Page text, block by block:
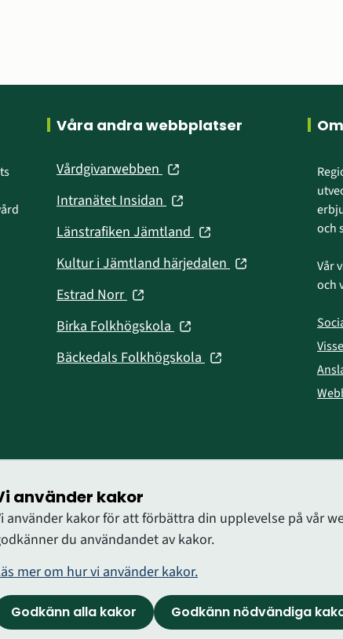
använder kakor
använder kakor för att förbättra din upplevelse på vår
du användandet av kakor.
mer om hur vi använder kakor.
Godkänn alla kakor Godkänn nödvändiga
webbplats.
Våra andra webbplatser
Vårdgivarwebben (öppnas
nytt
fönster)
Intranätet Insidan (öppnas
nytt
fönster)
Länstrafiken Jämtland (öppnas
nytt
Kultur i Jämtland härjedalen (öppnas
Estrad Norr (öppnas
nytt
fönster)
Birka Folkhögskola (öppnas
nytt
Bäckedals Folkhögskola (öppnas
och
Vår
och